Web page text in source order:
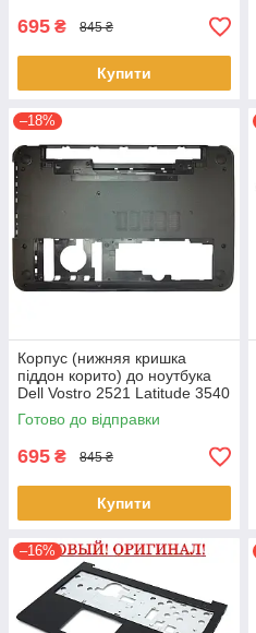
695 ₴ 845 ₴
Купити
–18%
Корпус (нижняя кришка
піддон корито) до ноутбука
Dell Vostro 2521 Latitude 3540
(0YXMG9, AP0ZG000200)
Готово до відправки
695 ₴ 845 ₴
Купити
–16%